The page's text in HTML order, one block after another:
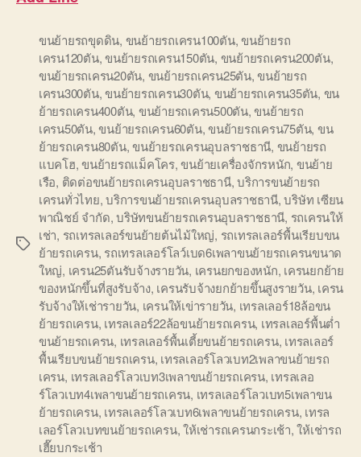
Tags
ขนย้ายรถขุดดิน, ขนย้ายรถเครน100ตัน,ขนย้ายรถ
เครน120ตัน,ขนย้ายรถเครน150ตัน, ขนย้ายรถเครน200ตัน,
ขนย้ายรถเครน20ตัน, ขนย้ายรถเครน25ตัน,ขนย้ายรถ
เครน300ตัน,ขนย้ายรถเครน30ตัน, ขนย้ายรถเครน35ตัน, ขน
ย้ายรถเครน400ตัน, ขนย้ายรถเครน500ตัน,ขนย้ายรถ
เครน50ตัน,ขนย้ายรถเครน60ตัน,ขนย้ายรถเครน75ตัน, ขน
ย้ายรถเครน80ตัน,ขนย้ายรถเครนอุบลราชธานี, ขนย้ายรถ
แบคโฮ,ขนย้ายรถแม็คโคร,ขนย้ายเครื่องจักรหนัก, ขนย้าย
เรือ, ติดต่อขนย้ายรถเครนอุบลราชธานี,บริการขนย้ายรถ
เครนทั่วไทย,บริการขนย้ายรถเครนอุบลราชธานี,บริษัท เซียน
พาณิชย์ จำกัด,บริษัทขนย้ายรถเครนอุบลราชธานี, รถเครนให้
เช่า, รถเทรลเลอร์ขนย้ายต้นไม้ใหญ่, รถเทรลเลอร์พื้นเรียบขน
ย้ายรถเครน, รถเทรลเลอร์โลว์เบด6เพลาขนย้ายรถเครนขนาด
ใหญ่, เครน25ตันรับจ้างรายวัน, เครนยกของหนัก, เครนยกย้าย
ของหนักขึ้นที่สูงรับจ้าง, เครนรับจ้างยกย้ายขึ้นสูงรายวัน, เครน
รับจ้างให้เช่ารายวัน, เครนให้เข่ารายวัน, เทรลเลอร์18ล้อขน
ย้ายรถเครน, เทรลเลอร์22ล้อขนย้ายรถเครน, เทรลเลอร์พื้นต่ำ
ขนย้ายรถเครน, เทรลเลอร์พื้นเตี้ยขนย้ายรถเครน, เทรลเลอร์
พื้นเรียบขนย้ายรถเครน, เทรลเลอร์โลวเบท2เพลาขนย้ายรถ
เครน, เทรลเลอร์โลวเบท3เพลาขนย้ายรถเครน, เทรลเลอ
ร์โลวเบท4เพลาขนย้ายรถเครน, เทรลเลอร์โลวเบท5เพลาขน
ย้ายรถเครน, เทรลเลอร์โลวเบท6เพลาขนย้ายรถเครน, เทรล
เลอร์โลวเบทขนย้ายรถเครน,ให้เช่ารถเครนกระเช้า,ให้เช่ารถ
เฮี๊ยบกระเช้า